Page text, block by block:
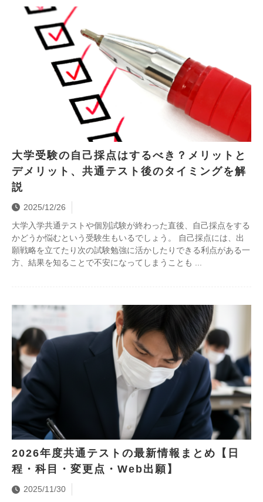
大学受験の自己採点はするべき？メリットと
デメリット、共通テスト後のタイミングを解
説
2025/12/26
大学入学共通テストや個別試験が終わった直後、自己採点をする
かどうか悩むという受験生もいるでしょう。 自己採点には、出
願戦略を立てたり次の試験勉強に活かしたりできる利点がある一
方、結果を知ることで不安になってしまうことも
2026年度共通テストの最新情報まとめ【日
程・科目・変更点・Web出願】
2025/11/30